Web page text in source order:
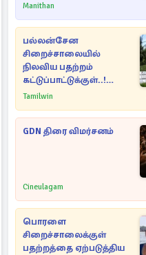
Manithan
பல்லன்சேன
சிறைச்சாலையில்
நிலவிய பதற்றம்
கட்டுப்பாட்டுக்குள்..!
அதிரடியாக களமிறங்கிய
Tamilwin
GDN திரை விமர்சனம்
Cineulagam
பொரளை
சிறைச்சாலைக்குள்
பதற்றத்தை ஏற்படுத்திய